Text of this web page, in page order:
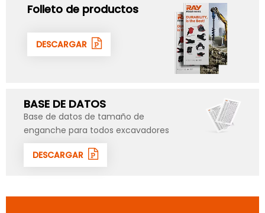
Folleto de productos
DESCARGAR
BASE DE DATOS
Base de datos de tamaño de
enganche para todos excavadores
DESCARGAR